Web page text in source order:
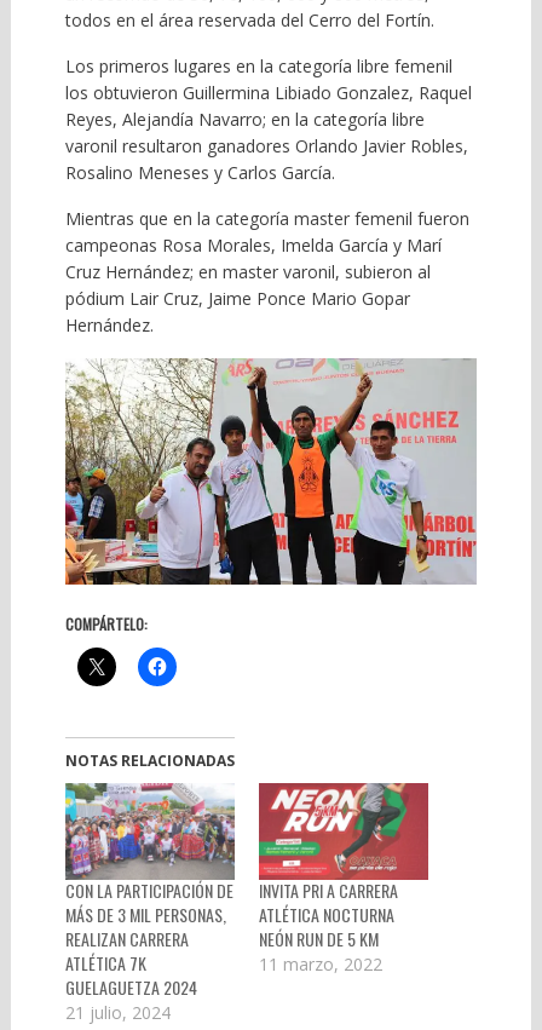
todos en el área reservada del Cerro del Fortín.
Los primeros lugares en la categoría libre femenil
los obtuvieron Guillermina Libiado Gonzalez, Raquel
Reyes, Alejandía Navarro; en la categoría libre
varonil resultaron ganadores Orlando Javier Robles,
Rosalino Meneses y Carlos García.
Mientras que en la categoría master femenil fueron
campeonas Rosa Morales, Imelda García y Marí
Cruz Hernández; en master varonil, subieron al
pódium Lair Cruz, Jaime Ponce Mario Gopar
Hernández.
COMPÁRTELO:
NOTAS RELACIONADAS
CON LA PARTICIPACIÓN DE
MÁS DE 3 MIL PERSONAS,
REALIZAN CARRERA
ATLÉTICA 7K
GUELAGUETZA 2024
21 julio, 2024
INVITA PRI A CARRERA
ATLÉTICA NOCTURNA
NEÓN RUN DE 5 KM
11 marzo, 2022